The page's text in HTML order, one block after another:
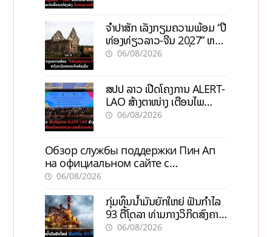
ຈຳປາສັກ ເລັ່ງກຽມຄວາມພ້ອມ “ປີ
ທ່ອງທ່ຽວລາວ-ຈີນ 2027” ຫວັງ
ກະຕຸ້ນເສດຖະກິດທ້ອງຖິ່ນ
06/08/2026
ສປປ ລາວ ເປີດໂຄງການ ALERT-
LAO ສ້າງຕາໜ່າງ ເຕືອນໄພ
ພະຍາດລະບາດທົ່ວປະເທດ
06/08/2026
Обзор службы поддержки Пин Ап
на официальном сайте с
актуальной информацией
06/08/2026
ກຸ່ມທຶນນ້ຳມັນຍັກໃຫຍ່ ຟັນກຳໄລ
93 ຕື້ໂດລາ ທ່າມກາງວິກິດສົງຄາມ
ລາຄານໍ້າມັນແພງ
06/08/2026